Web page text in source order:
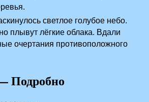
светлое голубое небо.
плывут лёгкие облака. Вдали
очертания противоположного
Подробно